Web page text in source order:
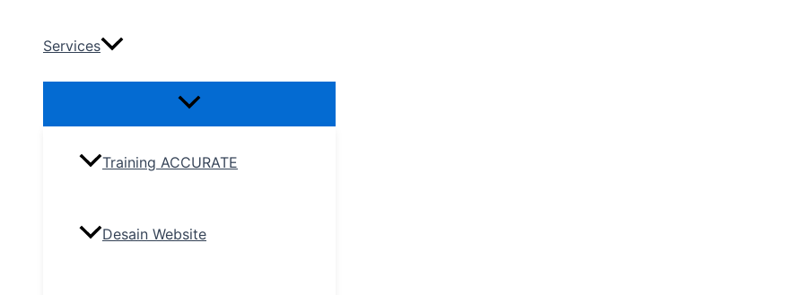
Services
Training ACCURATE
Desain Website